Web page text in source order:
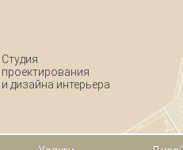
Студия
проектирования
и дизайна интерьера